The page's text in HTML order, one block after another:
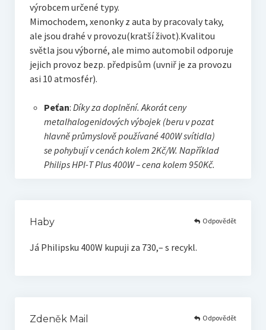
výrobcem určené typy.
Mimochodem, xenonky z auta by pracovaly taky,
ale jsou drahé v provozu(kratší život).Kvalitou
světla jsou výborné, ale mimo automobil odporuje
jejich provoz bezp. předpisům (uvniř je za provozu
asi 10 atmosfér).
Peťan: Díky za doplnění. Akorát ceny
metalhalogenidových výbojek (beru v pozat
hlavně průmyslově používané 400W svítidla)
se pohybují v cenách kolem 2Kč/W. Například
Philips HPI-T Plus 400W – cena kolem 950Kč.
Haby
Já Philipsku 400W kupuji za 730,– s recykl.
Odpovědět
Zdeněk Mail Odpovědět